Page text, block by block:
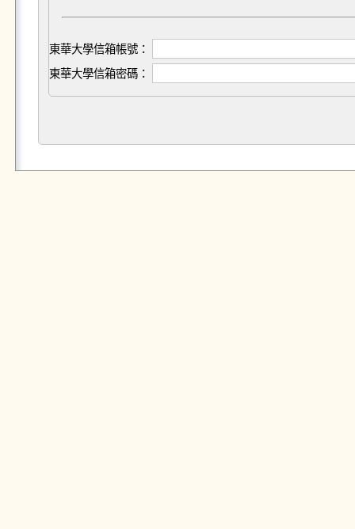
東華大學信箱帳號：
東華大學信箱密碼：